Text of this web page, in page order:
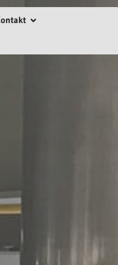
Öffne Kontakt